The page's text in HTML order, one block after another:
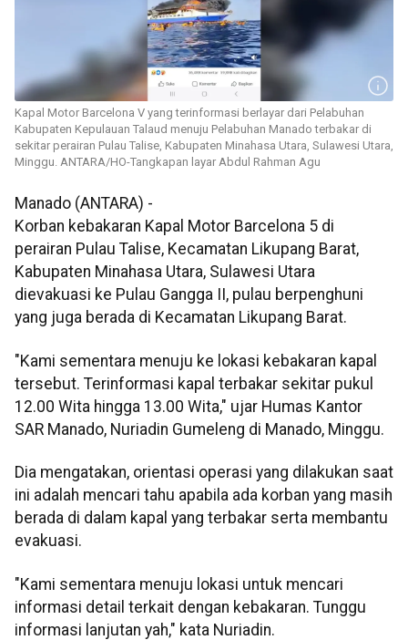
Kapal Motor Barcelona V yang terinformasi berlayar dari Pelabuhan
Kabupaten Kepulauan Talaud menuju Pelabuhan Manado terbakar di
sekitar perairan Pulau Talise, Kabupaten Minahasa Utara, Sulawesi Utara,
Minggu. ANTARA/HO-Tangkapan layar Abdul Rahman Agu
Manado (ANTARA) -
Korban kebakaran Kapal Motor Barcelona 5 di
perairan Pulau Talise, Kecamatan Likupang Barat,
Kabupaten Minahasa Utara, Sulawesi Utara
dievakuasi ke Pulau Gangga II, pulau berpenghuni
yang juga berada di Kecamatan Likupang Barat.
"Kami sementara menuju ke lokasi kebakaran kapal
tersebut. Terinformasi kapal terbakar sekitar pukul
12.00 Wita hingga 13.00 Wita," ujar Humas Kantor
SAR Manado, Nuriadin Gumeleng di Manado, Minggu.
Dia mengatakan, orientasi operasi yang dilakukan saat
ini adalah mencari tahu apabila ada korban yang masih
berada di dalam kapal yang terbakar serta membantu
evakuasi.
"Kami sementara menuju lokasi untuk mencari
informasi detail terkait dengan kebakaran. Tunggu
informasi lanjutan yah," kata Nuriadin.